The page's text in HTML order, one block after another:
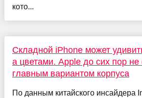
кото...
Складной iPhone может
а цветами. Apple до сих пор
главным вариантом корпуса
По данным китайского инсайдера